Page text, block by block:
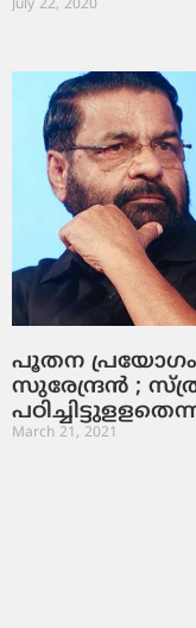
July 22, 2020
പൂതന പ്രയോഗം
സുരേന്ദ്രന്‍ ;
March 21, 2021